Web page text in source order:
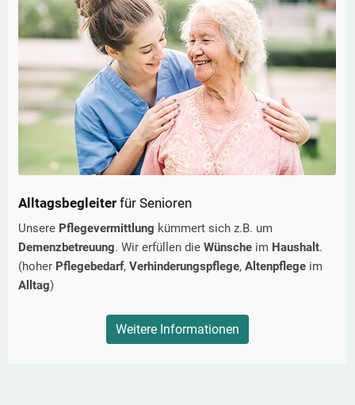
Alltagsbegleiter für Senioren
Unsere Pflegevermittlung kümmert sich z.B. um
Demenzbetreuung. Wir erfüllen die Wünsche im Haushalt.
(hoher Pflegebedarf, Verhinderungspflege, Altenpflege im
Alltag)
Weitere Informationen